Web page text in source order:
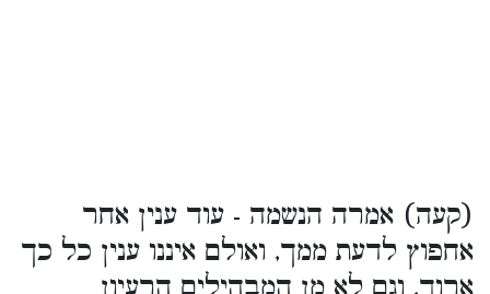
(קעה) אמרה הנשמה - עוד ענין אחר
אחפוץ לדעת ממך, ואולם איננו ענין כל כך